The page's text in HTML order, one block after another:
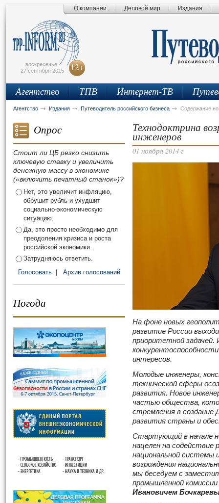
О компании Деловой мир Издания
воскресенье,
27 сентября 2015
12+
Агентство ТПВ Интернет-ТВ
Агентство Издания Путеводитель российского бизнеса Содержание
Опрос
Стоит ли ЦБ резко снизить
ключевую ставку и увеличить
денежную массу в экономике
(«включить печатный станок»)?
Нет, это увеличит инфляцию,
обрушит рубль и ухудшит
социально-экономическую
ситуацию.
Да, это просто необходимо для
преодоления кризиса и роста
российской экономики.
Затрудняюсь ответить.
Голосовать
Архив голосований
Погода
Технодоктрина
инженеров
01 ноября 2014 г
На фоне новых
развитие России
приоритетной задачей.
интересов.
Молодые инженеры,
технической сферы
развития. Новое
частью общества,
стремления в создание
развития страны и
Стартующий в начале
нацелен на содействие
национальной системы
возрождения
мы беседуем с
промышленной
Ивановичем